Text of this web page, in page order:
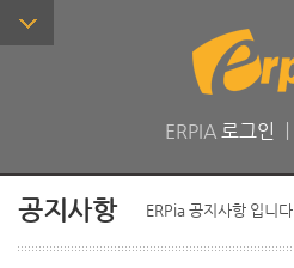
ERPIA 로그인
공지사항 ERPia 공지사항 입니다.